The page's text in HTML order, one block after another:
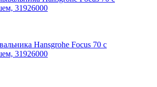
Hansgrohe Focus 70 с
31926000